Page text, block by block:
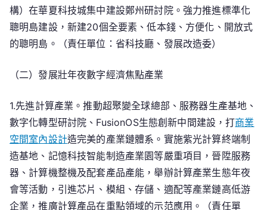
構）在華夏科技城集中建設鄭州研討院。強力推進標準化
聰明島建設，新建20個全要素、低本錢、方便化、開放式
的聰明島。（責任單位：省科技廳、發展改造委）
（二）發展壯年夜數字經濟焦點產業
1.先進計算產業。推動超聚變全球總部、服務器生產基地、
數字化轉型研討院、FusionOS生態創新中間建設，打商業
空間室內設計造完美的產業鏈體系。實施紫光計算終端制
造基地、記憶科技智能制造產業園等嚴重項目，晉陞服務
器、計算機整機及配套產品產能，舉辦計算產業生態年夜
會等活動，引進芯片、模組、存儲、適配等產業鏈高低游
企業，推廣計算產品在重點領域的示范應用。（責任單